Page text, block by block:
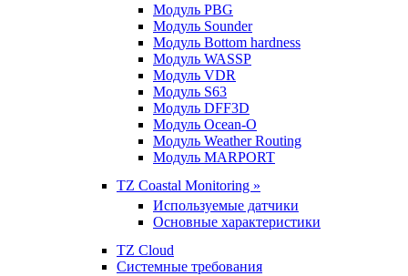
Модуль PBG
Модуль Sounder
Модуль Bottom hardness
Модуль WASSP
Модуль VDR
Модуль S63
Модуль DFF3D
Модуль Ocean-O
Модуль Weather Routing
Модуль MARPORT
TZ Coastal Monitoring »
Используемые датчики
Основные характеристики
TZ Cloud
Системные требования